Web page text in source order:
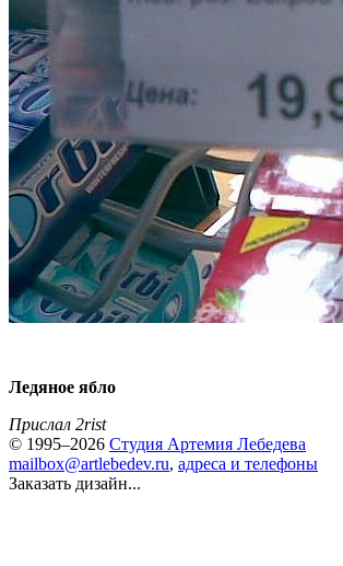
Ледяное ябло
Прислал 2rist
© 1995–2026 Студия Артемия Лебедева
mailbox@artlebedev.ru, адреса и телефоны
Заказать дизайн...